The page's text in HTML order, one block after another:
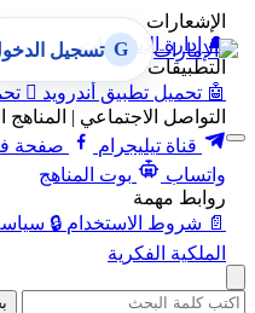
الإشعارات
🔔 إدارة الإشعارات
التطبيقات
🤖 تحميل تطبيق أندرويد 
التواصل الاجتماعي | المناهج
قناة تيليجرام
صفحة
واتساب
بوت المناهج
روابط مهمة
📄 شروط الاستخدام 🔒
الملكية الفكرية
G تسجيل